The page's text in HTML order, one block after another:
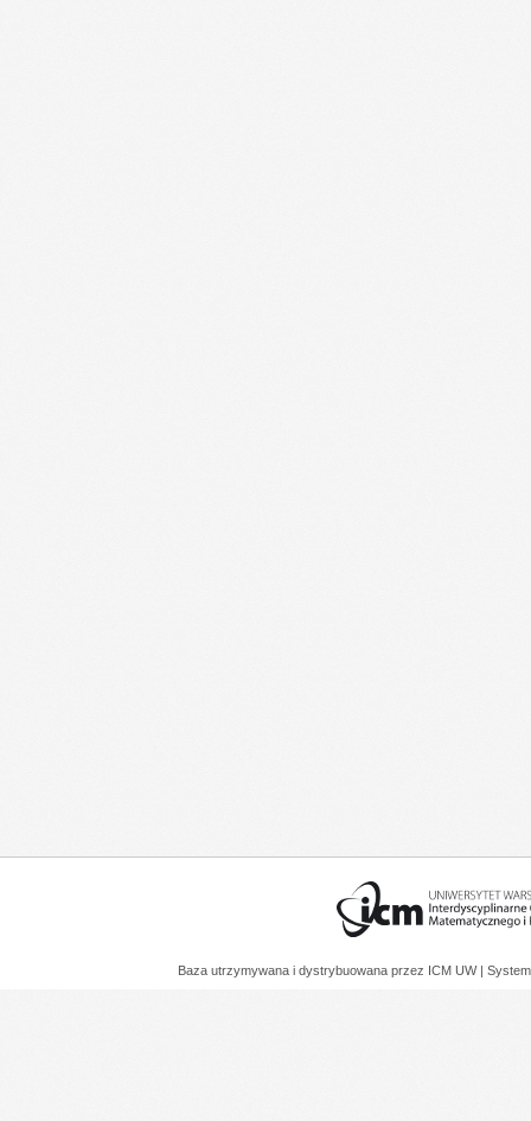
Baza utrzymywana i dystrybuowana przez ICM UW |